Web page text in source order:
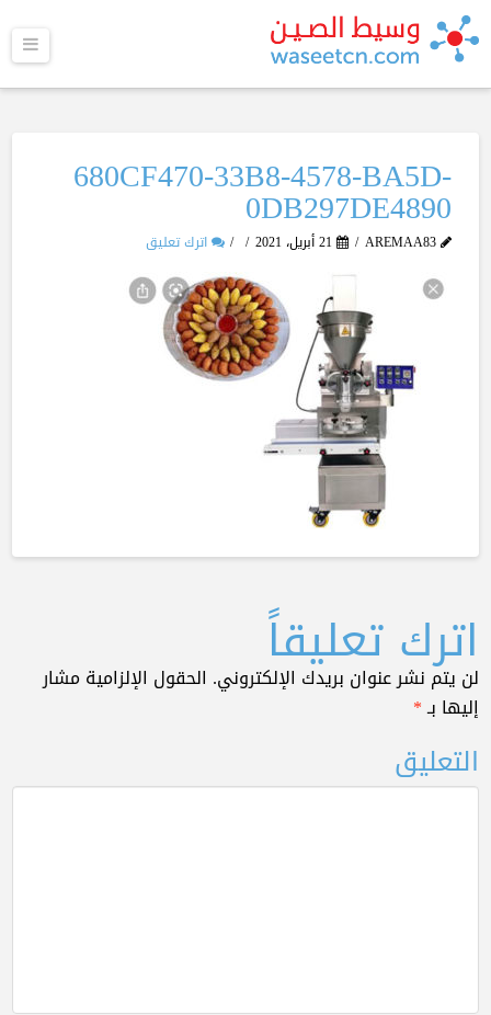
680CF470-33B8-4578-BA5D-
0DB297DE4890
AREMAA83 21 أبريل، 2021 اترك تعليق
اترك تعليقاً
لن يتم نشر عنوان بريدك الإلكتروني. الحقول الإلزامية مشار
إليها بـ*
التعليق